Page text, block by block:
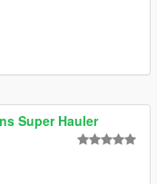
Super Hauler